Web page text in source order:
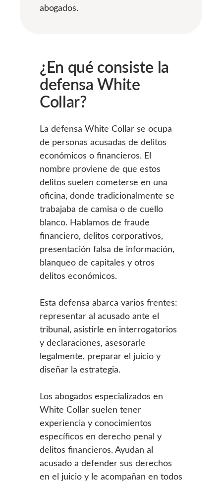
abogados.
¿En qué consiste la
defensa White
Collar?
La defensa White Collar se ocupa
de personas acusadas de delitos
económicos o financieros. El
nombre proviene de que estos
delitos suelen cometerse en una
oficina, donde tradicionalmente se
trabajaba de camisa o de cuello
blanco. Hablamos de fraude
financiero, delitos corporativos,
presentación falsa de información,
blanqueo de capitales y otros
delitos económicos.
Esta defensa abarca varios frentes:
representar al acusado ante el
tribunal, asistirle en interrogatorios
y declaraciones, asesorarle
legalmente, preparar el juicio y
diseñar la estrategia.
Los abogados especializados en
White Collar suelen tener
experiencia y conocimientos
específicos en derecho penal y
delitos financieros. Ayudan al
acusado a defender sus derechos
en el juicio y le acompañan en todos